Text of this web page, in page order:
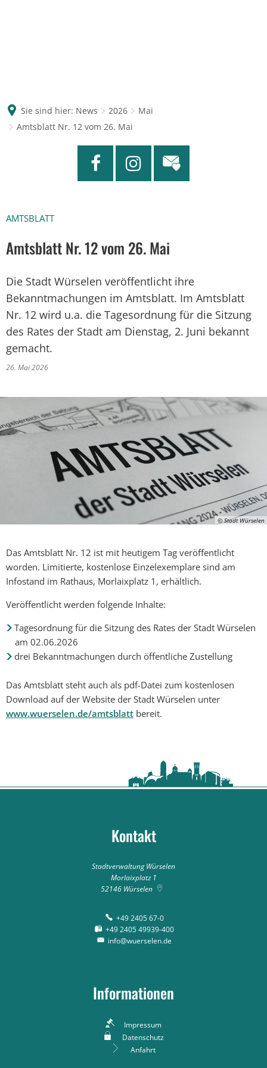
Sie sind hier: News 2026
Mai
Amtsblatt Nr. 12 vom 26. Mai
AMTSBLATT
Amtsblatt Nr. 12 vom 26. Mai
Die Stadt Würselen veröffentlicht ihre
Bekanntmachungen im Amtsblatt. Im Amtsblatt
Nr. 12 wird u.a. die Tagesordnung für die Sitzung
des Rates der Stadt am Dienstag, 2. Juni bekannt
gemacht.
26. Mai 2026
© Stadt Würselen
Das Amtsblatt Nr. 12 ist mit heutigem Tag veröffentlicht
worden. Limitierte, kostenlose Einzelexemplare sind am
Infostand im Rathaus, Morlaixplatz 1, erhältlich.
Veröffentlicht werden folgende Inhalte:
Tagesordnung für die Sitzung des Rates der Stadt Würselen
am 02.06.2026
drei Bekanntmachungen durch öffentliche Zustellung
Das Amtsblatt steht auch als pdf-Datei zum kostenlosen
Download auf der Website der Stadt Würselen unter
www.wuerselen.de/amtsblatt bereit.
Kontakt
Stadtverwaltung Würselen
Morlaixplatz 1
52146 Würselen
+49 2405 67-0
+49 2405 49939-400
info@wuerselen.de
Informationen
Impressum
Datenschutz
Anfahrt